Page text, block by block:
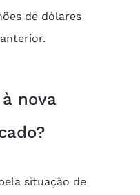
de dólares
nova
situação de